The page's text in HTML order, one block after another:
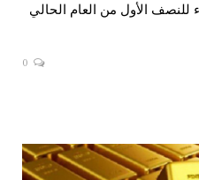
للنصف الأول من العام الحالي